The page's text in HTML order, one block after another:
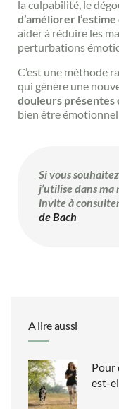
la culpabilité, le
d’améliorer
aider à réduire les
perturbations
C’est une méthode
qui génère une
douleurs présentes
bien être
Si vous
j’utilise dans
invite à
de Bach
A lire aussi
Pour
est-el...